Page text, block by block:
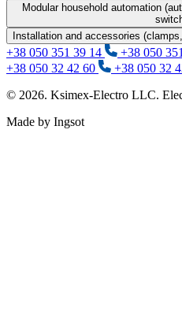
Modular household automation
Installation and accessories
+38 050 351 39 14 +38 050
+38 050 32 42 60
+38 050 32
© 2026. Ksimex-Electro LLC.
Made by Ingsot